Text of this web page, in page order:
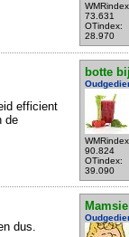
73.631
OTindex:
28.970
botte
90.824
OTindex:
39.090
efficient
de
Mamsie
dus.